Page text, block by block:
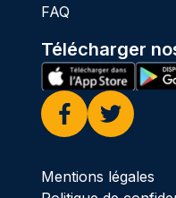
FAQ
Télécharger
Facebook
Twitter
Mentions légales